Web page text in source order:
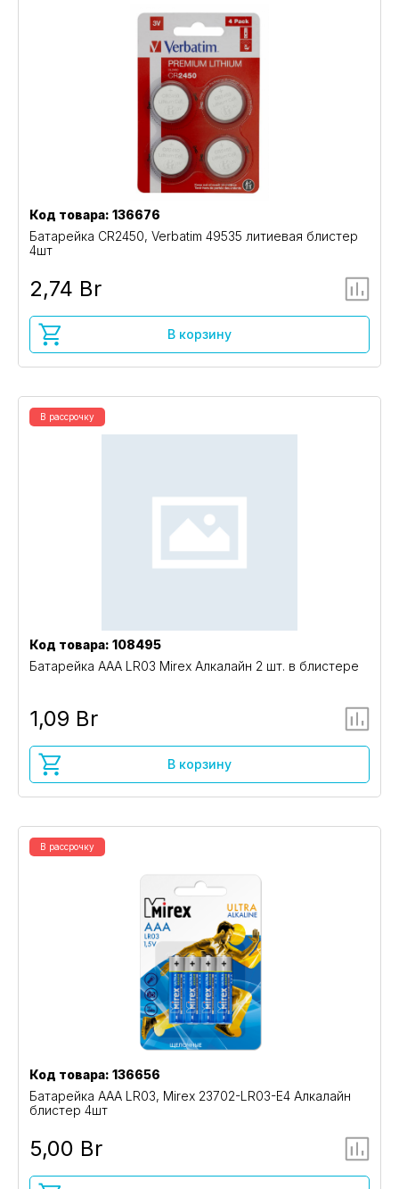
Код товара: 136676
Батарейка CR2450, Verbatim 49535 литиевая блистер
4шт
2,74 Br
В корзину
В рассрочку
Код товара: 108495
Батарейка AAA LR03 Mirex Алкалайн 2 шт. в блистере
1,09 Br
В корзину
В рассрочку
Код товара: 136656
Батарейка AAA LR03, Mirex 23702-LR03-E4 Алкалайн
блистер 4шт
5,00 Br